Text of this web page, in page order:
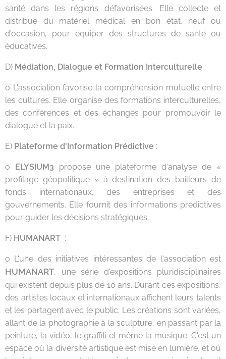
santé dans les régions défavorisées. Elle collecte et
distribue du matériel médical en bon état, neuf ou
d'occasion, pour équiper des structures de santé ou
éducatives.
D) Médiation, Dialogue et Formation Interculturelle :
o L'association favorise la compréhension mutuelle entre
les cultures. Elle organise des formations interculturelles,
des conférences et des échanges pour promouvoir le
dialogue et la paix.
E) Plateforme d'Information Prédictive :
o ELYSIUM3 propose une plateforme d'analyse de «
profilage géopolitique » à destination des bailleurs de
fonds internationaux, des entreprises et des
gouvernements. Elle fournit des informations prédictives
pour guider les décisions stratégiques.
F) HUMANART :
o L'une des initiatives intéressantes de l'association est
HUMANART, une série d'expositions pluridisciplinaires
qui existent depuis plus de 10 ans. Durant ces expositions,
des artistes locaux et internationaux affichent leurs talents
et les partagent avec le public. Les créations sont variées,
allant de la photographie à la sculpture, en passant par la
peinture, la vidéo, le graffiti et même la musique. C'est un
espace où la diversité artistique est mise en lumière, et où